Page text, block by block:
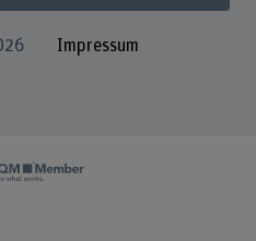
Impressum